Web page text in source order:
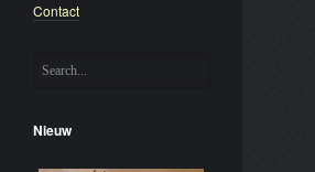
Contact
Nieuw